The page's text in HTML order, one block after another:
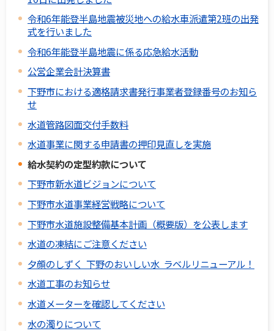
令和6年能登半島地震被災地への給水車派遣第2班の出発
式を行いました
令和6年能登半島地震に係る応急給水活動
公営企業会計決算書
下野市における適格請求書発行事業者登録番号のお知ら
せ
水道管路図面交付手数料
水道事業に関する申請書の押印見直しを実施
給水契約の定型約款について
下野市新水道ビジョンについて
下野市水道事業経営戦略について
下野市水道施設整備基本計画（概要版）を公表します
水道の凍結にご注意ください
夕顔のしずく 下野のおいしい水 ラベルリニューアル！
水道工事のお知らせ
水道メーターを確認してください
水の濁りについて